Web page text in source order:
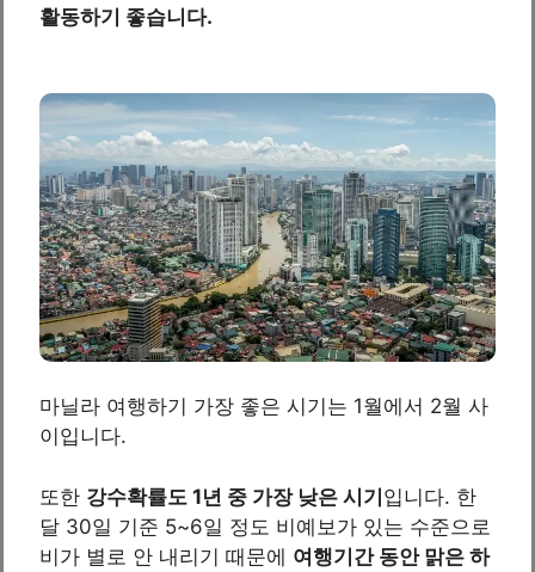
활동하기 좋습니다.
마닐라 여행하기 가장 좋은 시기는 1월에서 2월 사
이입니다.
또한 강수확률도 1년 중 가장 낮은 시기입니다. 한
달 30일 기준 5~6일 정도 비예보가 있는 수준으로
비가 별로 안 내리기 때문에 여행기간 동안 맑은 하